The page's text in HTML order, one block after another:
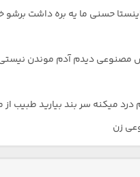
حسنی ما یه بره داشت
مصنوعی دیدم آدم موندن
میکنه سر بند بیارید طبیب
زن